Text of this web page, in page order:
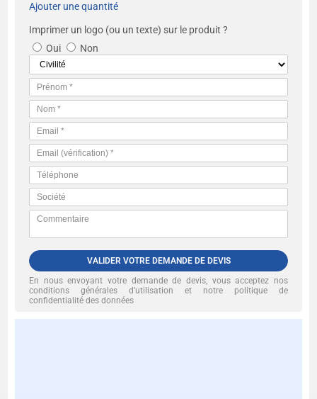
Ajouter une quantité
Imprimer un logo (ou un texte) sur le produit ?
Oui
Non
VALIDER VOTRE DEMANDE DE DEVIS
En nous envoyant votre demande de devis, vous acceptez nos
conditions générales d’utilisation et notre politique de
confidentialité des données